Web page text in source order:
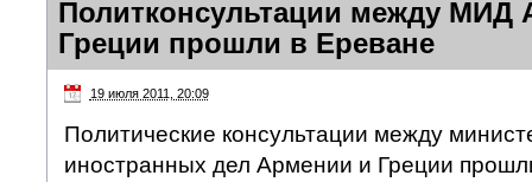
Политконсультации между МИД
Греции прошли в Ереване
19 июля 2011, 20:09
Политические консультации между
иностранных дел Армении и Греции